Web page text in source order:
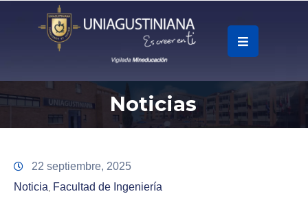
Accesos
Universidad
Noticias
22 septiembre, 2025
Noticia‚ Facultad de Ingeniería